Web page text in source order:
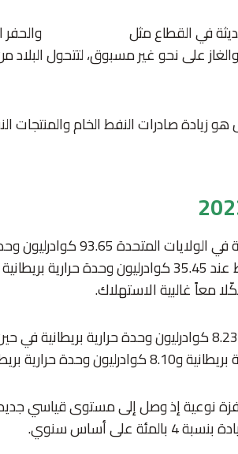
في القطاع مثل
على نحو غير مسبوق، لتتحول
زيادة صادرات النفط الخام والمنتجات
وخلال عام 023 بلغ إجمالي استهلاك الطاقة
و
بينما أسهمت مصادر الطاقة المتجددة بنحو 8.23 كوادرليون وحدة
أساس سنوي.